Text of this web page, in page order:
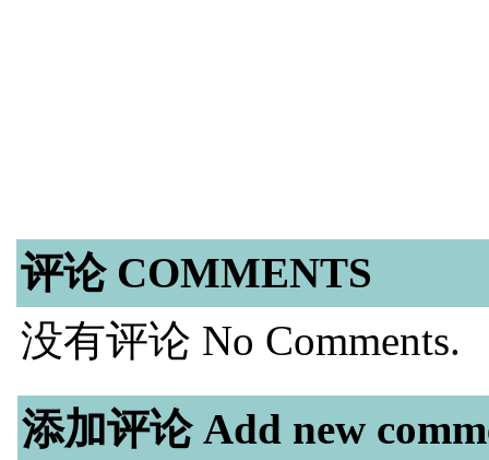
评论 COMMENTS
没有评论 No Comments.
添加评论 Add new